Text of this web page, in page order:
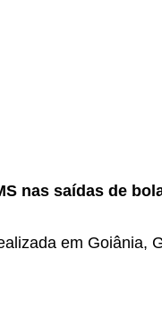
nas saídas de
em Goiânia,